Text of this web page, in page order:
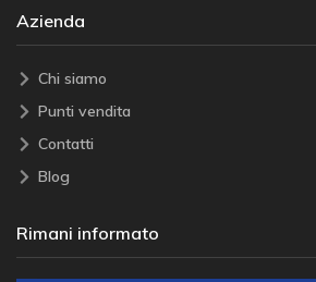
Azienda
Chi siamo
Punti vendita
Contatti
Blog
Rimani informato